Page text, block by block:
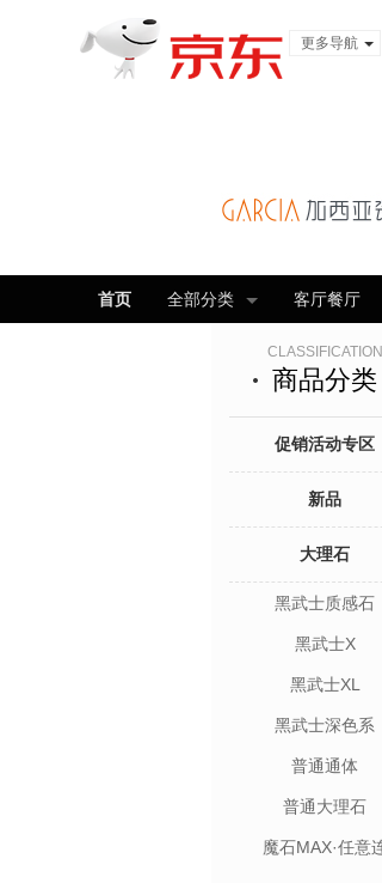
更多导航
首页 全部分类 客厅餐厅
CLASSIFICATION
商品分类
促销活动专区
新品
大理石
黑武士质感石
黑武士X
黑武士XL
黑武士深色系
普通通体
普通大理石
魔石MAX·任意